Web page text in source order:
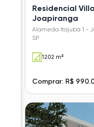
Residencial
Joapiranga
Alameda Itajubá 1 -
SP
1202 m²
Comprar: R$